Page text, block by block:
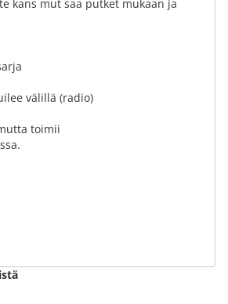
kans mut saa putket mukaan ja
välillä (radio)
toimii